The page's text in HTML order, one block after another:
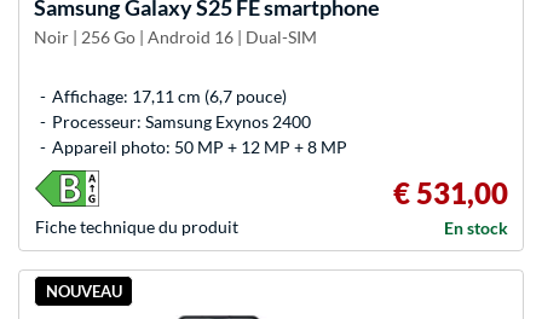
SamsungGalaxy S25 FE smartphone
Noir | 256 Go | Android 16 | Dual-SIM
Affichage: 17,11 cm (6,7 pouce)
Processeur: Samsung Exynos 2400
Appareil photo: 50 MP + 12 MP + 8 MP
Fiche technique du produit
€ 531,00
En stock
NOUVEAU